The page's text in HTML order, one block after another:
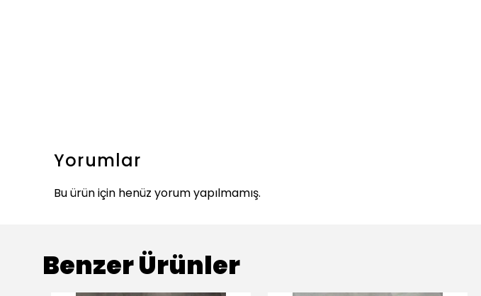
Yorumlar
Bu ürün için henüz yorum yapılmamış.
Benzer Ürünler